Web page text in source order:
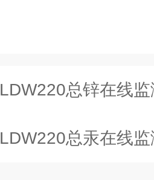
LDW220总锌在线
LDW220总汞在线